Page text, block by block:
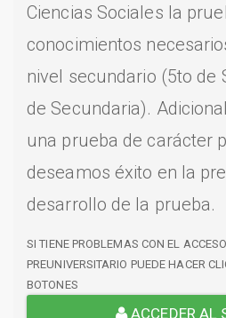
Ciencias Sociales la
conocimientos
nivel secundario (5to de
de Secundaria).
una prueba de carácter
deseamos éxito en la
desarrollo de la prueba.
SI TIENE PROBLEMAS CON EL
PREUNIVERSITARIO PUEDE HACER
BOTONES
ACCEDER AL